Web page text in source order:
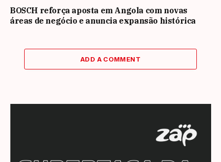
BOSCH reforça aposta em Angola com novas
áreas de negócio e anuncia expansão histórica
ADD A COMMENT